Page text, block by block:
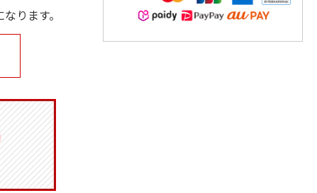
(送料別・税込) (送料別・税込)
ります。